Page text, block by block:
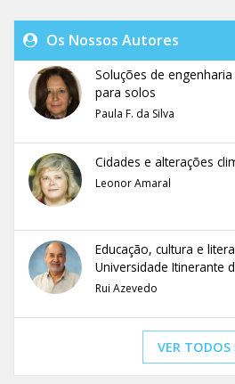
Os Nossos Autores
Soluções de
para solos
Paula F. da Silva
Cidades e alterações
Leonor Amaral
Educação, cultura e
Universidade Itinerante
Rui Azevedo
VER TODOS